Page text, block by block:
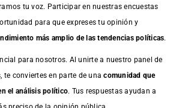
tu voz. Participar en nuestras encuestas
para que expreses tu opinión y
más amplio de las tendencias políticas.
para nosotros. Al unirte a nuestro panel de
te conviertes en parte de unacomunidad que
el análisis político. Tus respuestas ayudan a